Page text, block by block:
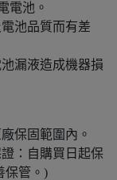
電池。
池品質而有差
漏液造成機器損
保固範圍內。
：自購買日起保
保管。)